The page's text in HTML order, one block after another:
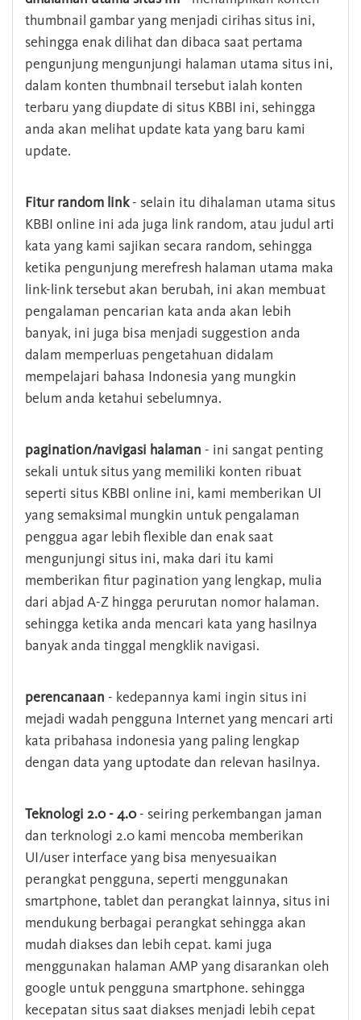
thumbnail gambar yang menjadi cirihas situs ini,
sehingga enak dilihat dan dibaca saat pertama
pengunjung mengunjungi halaman utama situs ini,
dalam konten thumbnail tersebut ialah konten
terbaru yang diupdate di situs KBBI ini, sehingga
anda akan melihat update kata yang baru kami
update.
Fitur random link- selain itu dihalaman utama situs
KBBI online ini ada juga link random, atau judul arti
kata yang kami sajikan secara random, sehingga
ketika pengunjung merefresh halaman utama maka
link-link tersebut akan berubah, ini akan membuat
pengalaman pencarian kata anda akan lebih
banyak, ini juga bisa menjadi suggestion anda
dalam memperluas pengetahuan didalam
mempelajari bahasa Indonesia yang mungkin
belum anda ketahui sebelumnya.
pagination/navigasi halaman - ini sangat penting
sekali untuk situs yang memiliki konten ribuat
seperti situs KBBI online ini, kami memberikan UI
yang semaksimal mungkin untuk pengalaman
penggua agar lebih flexible dan enak saat
mengunjungi situs ini, maka dari itu kami
memberikan fitur pagination yang lengkap, mulia
dari abjad A-Z hingga perurutan nomor halaman.
sehingga ketika anda mencari kata yang hasilnya
banyak anda tinggal mengklik navigasi.
perencanaan - kedepannya kami ingin situs ini
mejadi wadah pengguna Internet yang mencari arti
kata pribahasa indonesia yang paling lengkap
dengan data yang uptodate dan relevan hasilnya.
Teknologi 2.0 - 4.0- seiring perkembangan jaman
dan terknologi 2.0 kami mencoba memberikan
UI/user interface yang bisa menyesuaikan
perangkat pengguna, seperti menggunakan
smartphone, tablet dan perangkat lainnya, situs ini
mendukung berbagai perangkat sehingga akan
mudah diakses dan lebih cepat. kami juga
menggunakan halaman AMP yang disarankan oleh
google untuk pengguna smartphone. sehingga
kecepatan situs saat diakses menjadi lebih cepat